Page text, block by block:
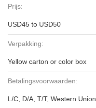
Prijs:
USD45 to USD50
Verpakking:
Yellow carton or color box
Betalingsvoorwaarden:
L/C, D/A, T/T, Western Union